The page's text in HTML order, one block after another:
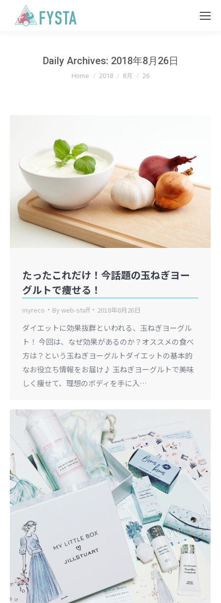
Daily Archives: 2018年8月26日
You are here:
Home 2018 8月 26
たったこれだけ！今話題の玉ねぎヨー
グルトで痩せる！
myreco Byweb-staff 2018年8月26日
ダイエットに効果抜群といわれる、玉ねぎヨーグル
ト！ 今回は、なぜ効果があるのか？オススメの食べ
方は？という玉ねぎヨーグルトダイエットの基本的
なお役立ち情報をお届け♪ 玉ねぎヨーグルトで美味
しく痩せて、理想のボディを手に入…